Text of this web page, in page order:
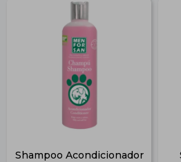
Shampoo Acondicionador